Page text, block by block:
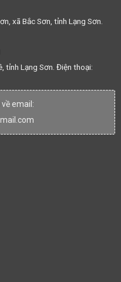
xã Bắc Sơn, tỉnh Lạng Sơn.
tỉnh Lạng Sơn. Điện thoại:
email: